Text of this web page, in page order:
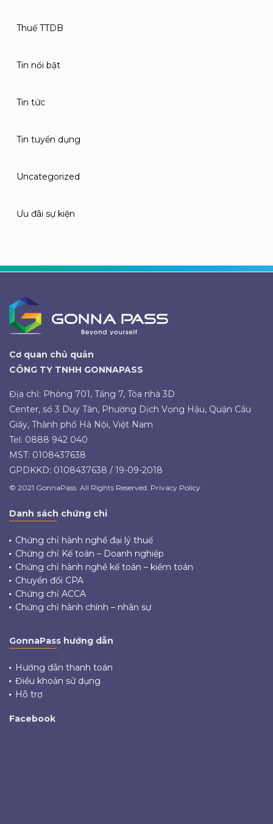
Thuế TTDB
Tin nổi bật
Tin tức
Tin tuyển dụng
Uncategorized
Ưu đãi sự kiện
Cơ quan chủ quản
CÔNG TY TNHH GONNAPASS
Địa chỉ: Phòng 701, Tầng 7, Tòa nhà 3D
Center, số 3 Duy Tân, Phường Dịch Vọng Hậu, Quận Cầu
Giấy, Thành phố Hà Nội, Việt Nam
Tel: 0888 942 040
MST: 0108437638
GPDKKD: 0108437638 / 19-09-2018
© 2021 GonnaPass. All Rights Reserved. Privacy Policy
Danh sách chứng chỉ
Chứng chỉ hành nghề đại lý thuế
Chứng chỉ Kế toán – Doanh nghiệp
Chứng chỉ hành nghề kế toán – kiểm toán
Chuyển đổi CPA
Chứng chỉ ACCA
Chứng chỉ hành chính – nhân sự
GonnaPass hướng dẫn
Hướng dẫn thanh toán
Điều khoản sử dụng
Hỗ trợ
Facebook